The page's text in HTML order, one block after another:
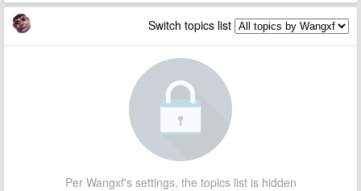
Switch topics list
Per Wangxf's settings, the topics list is hidden